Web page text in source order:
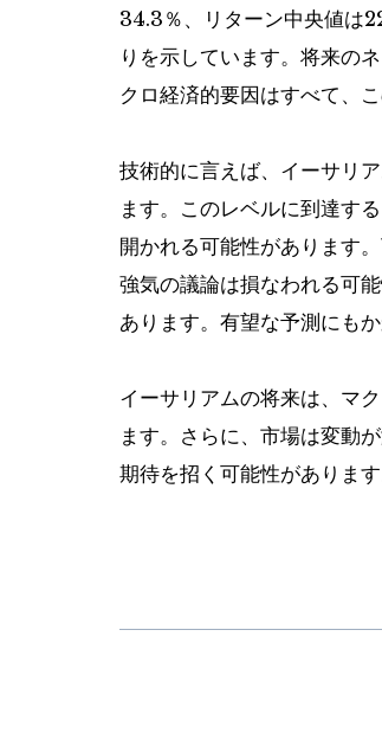
34.3％、リターン中央値は
りを示しています。将来の
クロ経済的要因はすべて、
技術的に言えば、イーサリ
ます。このレベルに到達す
開かれる可能性があります
強気の議論は損なわれる可
あります。有望な予測にも
イーサリアムの将来は、マ
ます。さらに、市場は変動
期待を招く可能性があります